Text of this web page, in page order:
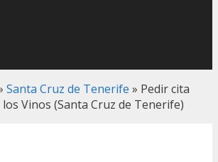
Santa Cruz de Tenerife » Pedir cita
Vinos (Santa Cruz de Tenerife)